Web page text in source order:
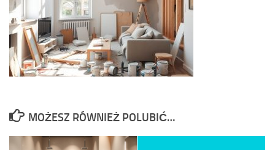
MOŻESZ RÓWNIEŻ POLUBIĆ…